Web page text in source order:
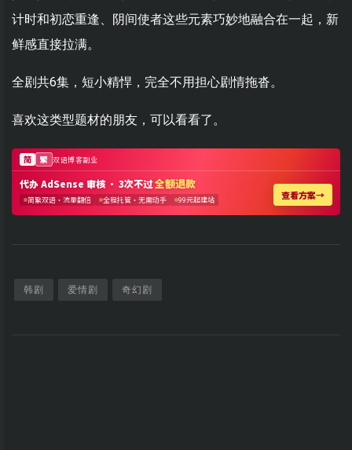
计时和初恋重逢、阴间使者这些元素巧妙地融合在一起，新
鲜感直接拉满。
全剧共6集，短小精悍，完全不用担心剧情拖沓。
喜欢这类型题材的朋友，可以看看了。
韩剧 爱情剧 奇幻剧